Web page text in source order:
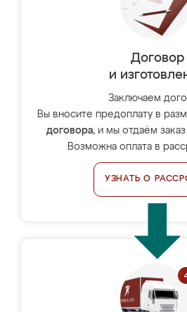
Договор
и
Заключаем
Вы вносите предоплату в
договора, и мы отдаём
Возможна оплата в
УЗНАТЬ О